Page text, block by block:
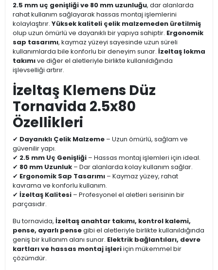
2.5 mm uç genişliği ve 80 mm uzunluğu, dar alanlarda
rahat kullanım sağlayarak hassas montaj işlemlerini
kolaylaştırır. Yüksek kaliteli çelik malzemeden üretilmiş
olup uzun ömürlü ve dayanıklı bir yapıya sahiptir. Ergonomik
sap tasarımı, kaymaz yüzeyi sayesinde uzun süreli
kullanımlarda bile konforlu bir deneyim sunar. İzeltaş lokma
takımıve diğer el aletleriyle birlikte kullanıldığında
işlevselliği artırır.
İzeltaş Klemens Düz
Tornavida 2.5x80
Özellikleri
✔ Dayanıklı Çelik Malzeme – Uzun ömürlü, sağlam ve
güvenilir yapı.
✔ 2.5 mm Uç Genişliği – Hassas montaj işlemleri için ideal.
✔ 80 mm Uzunluk – Dar alanlarda kolay kullanım sağlar.
✔ Ergonomik Sap Tasarımı – Kaymaz yüzey, rahat
kavrama ve konforlu kullanım.
✔ İzeltaş Kalitesi – Profesyonel el aletleri serisinin bir
parçasıdır.
Bu tornavida, İzeltaş anahtar takımı, kontrol kalemi,
pense, ayarlı pensegibi el aletleriyle birlikte kullanıldığında
geniş bir kullanım alanı sunar. Elektrik bağlantıları, devre
kartları ve hassas montaj işleriiçin mükemmel bir
çözümdür.